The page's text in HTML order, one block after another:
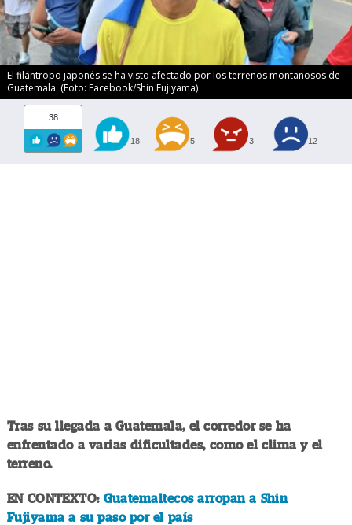
El filántropo japonés se ha visto afectado por los terrenos montañosos de
Guatemala. (Foto: Facebook/Shin Fujiyama)
38
18 5 3 12
Tras su llegada a Guatemala, el corredor se ha
enfrentado a varias dificultades, como el clima y el
terreno.
EN CONTEXTO: Guatemaltecos arropan a Shin
Fujiyama a su paso por el país